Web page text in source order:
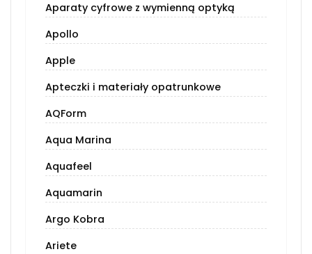
Aparaty cyfrowe z wymienną optyką
Apollo
Apple
Apteczki i materiały opatrunkowe
AQForm
Aqua Marina
Aquafeel
Aquamarin
Argo Kobra
Ariete